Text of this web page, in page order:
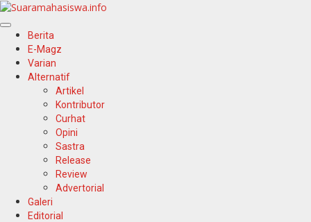
Berita
E-Magz
Varian
Alternatif
Artikel
Kontributor
Curhat
Opini
Sastra
Release
Review
Advertorial
Galeri
Editorial